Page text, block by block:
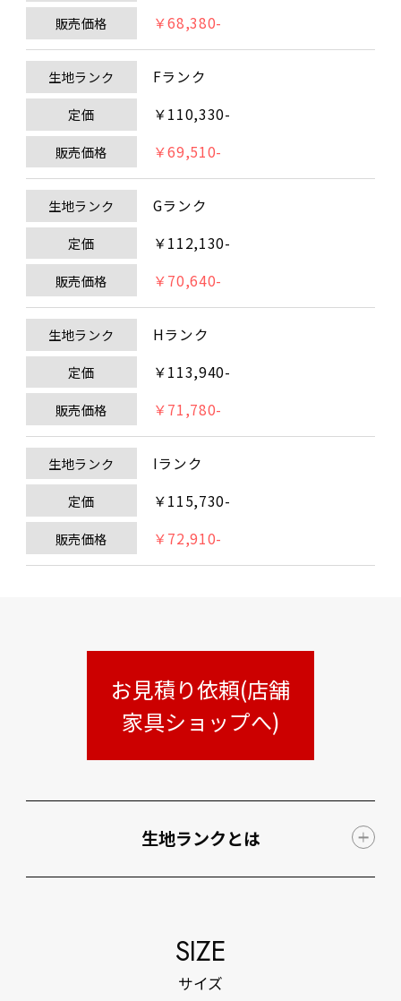
販売価格 ￥68,380-
生地ランク Fランク
定価 ￥110,330-
販売価格 ￥69,510-
生地ランク Gランク
定価 ￥112,130-
販売価格 ￥70,640-
生地ランク Hランク
定価 ￥113,940-
販売価格 ￥71,780-
生地ランク Iランク
定価 ￥115,730-
販売価格 ￥72,910-
お見積り依頼(店舗
家具ショップへ)
生地ランクとは
SIZE
サイズ